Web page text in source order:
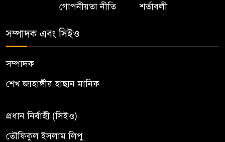
গোপনীয়তা নীতি শর্তাবলী
সম্পাদক এবং সিইও
সম্পাদক
শেখ জাহাঙ্গীর হাছান মানিক
প্রধান নির্বাহী (সিইও)
তৌফিকুল ইসলাম লিপু